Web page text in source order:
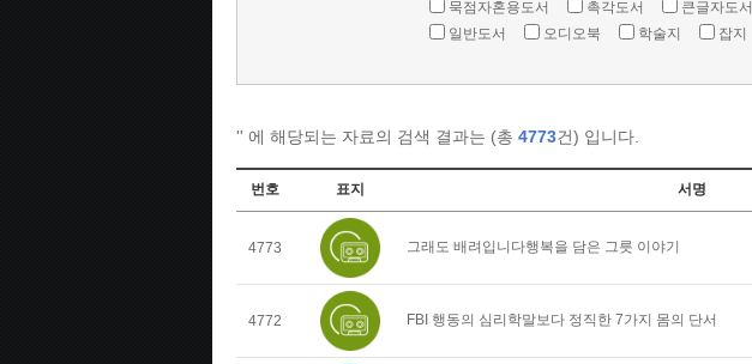
묵점자혼용도서
촉각도서 큰글자도서
일반도서
오디오북 학술지 잡지
'' 에 해당되는 자료의 검색 결과는 (총 4773건) 입니다.
번호 표지 서명
4773 그래도 배려입니다행복을 담은 그릇 이야기
4772 FBI 행동의 심리학말보다 정직한 7가지 몸의 단서